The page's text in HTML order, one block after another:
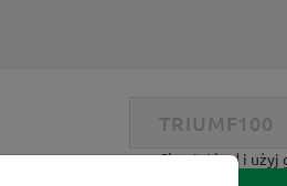
Skopiuj kod i użyj